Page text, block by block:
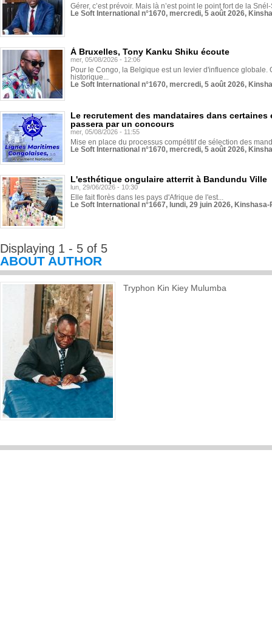
Gérer, c’est prévoir. Mais là n’est point le point fort de la
Le Soft International n°1670, mercredi, 5 août 2026,
À Bruxelles, Tony Kanku Shiku écoute
mer, 05/08/2026 - 12:06
Pour le Congo, la Belgique est un levier d'influence globale.
historique...
Le Soft International n°1670, mercredi, 5 août 2026,
Le recrutement des mandataires dans
passera par un concours
mer, 05/08/2026 - 11:55
Mise en place du processus compétitif de sélection des
Le Soft International n°1670, mercredi, 5 août 2026,
L'esthétique ongulaire atterrit à Bandundu Ville
lun, 29/06/2026 - 10:30
Elle fait florès dans les pays d'Afrique de l'est...
Le Soft International n°1667, lundi, 29 juin 2026,
Displaying 1 - 5 of 5
ABOUT AUTHOR
Tryphon Kin Kiey Mulumba